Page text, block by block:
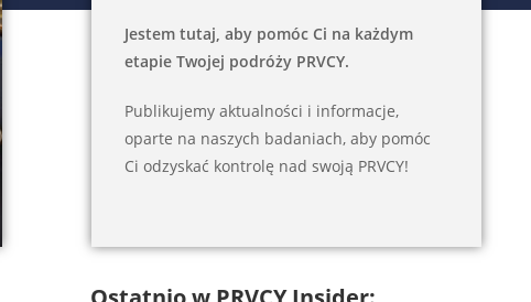
Jestem tutaj, aby pomóc Ci na każdym
etapie Twojej podróży PRVCY.
Publikujemy aktualności i informacje,
oparte na naszych badaniach, aby pomóc
Ci odzyskać kontrolę nad swoją PRVCY!